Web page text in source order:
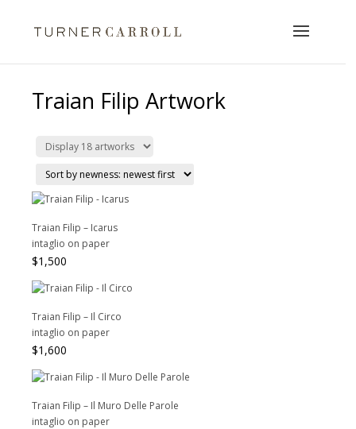
Traian Filip Artwork
Traian Filip – Icarus
intaglio on paper
$1,500
Traian Filip – Il Circo
intaglio on paper
$1,600
Traian Filip – Il Muro Delle Parole
intaglio on paper